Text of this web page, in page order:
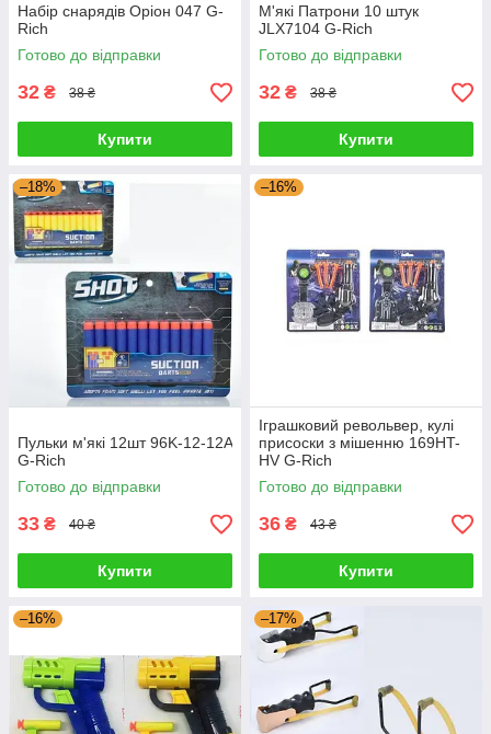
Набір снарядів Оріон 047 G-
Rich
Готово до відправки
32 ₴ 38 ₴
Купити
М'які Патрони 10 штук
JLX7104 G-Rich
Готово до відправки
32 ₴ 38 ₴
Купити
–18%
Пульки м'які 12шт 96K-12-12A
G-Rich
Готово до відправки
33 ₴ 40 ₴
Купити
–16%
Іграшковий револьвер, кулі
присоски з мішенню 169HT-
HV G-Rich
Готово до відправки
36 ₴ 43 ₴
Купити
–16% –17%